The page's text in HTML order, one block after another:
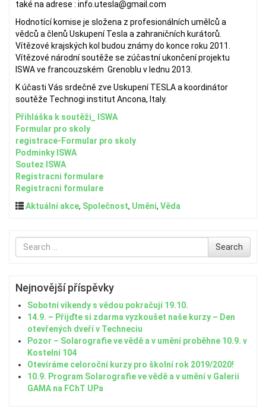
také na adrese : info.utesla@gmail.com
Hodnotící komise je složena z profesionálních umělců a
vědců a členů Uskupení Tesla a zahraničních kurátorů.
Vítězové krajských kol budou známy do konce roku 2011.
Vítězové národní soutěže se zúčastní ukončení projektu
ISWA ve francouzském Grenoblu v lednu 2013.
K účasti Vás srdečně zve Uskupení TESLA a koordinátor
soutěže Technogi institut Ancona, Italy.
Přihláška k soutěži_ ISWA
Formular pro skoly
registrace-Formular pro skoly
Podminky ISWA
Soutez ISWA
Registracni formulare
Registracni formulare
Aktuální akce, Společnost, Umění, Věda
Search
for
Search
Nejnovější příspěvky
Sobotní víkendy s vědou pokračují 19.10.
14.9. – Přijďte si zdarma vyzkoušet naše kurzy – Den
otevřených dveří v Techneciu
Pozor – Solarografie ve vědě a v umění proběhne 10.9. v
Kostelní 104
Otevíráme celoroční kurzy pro školní rok 2019/2020!
10.9. Program Solarografie ve vědě a v umění v Galerii
GAMA na FChT UPa